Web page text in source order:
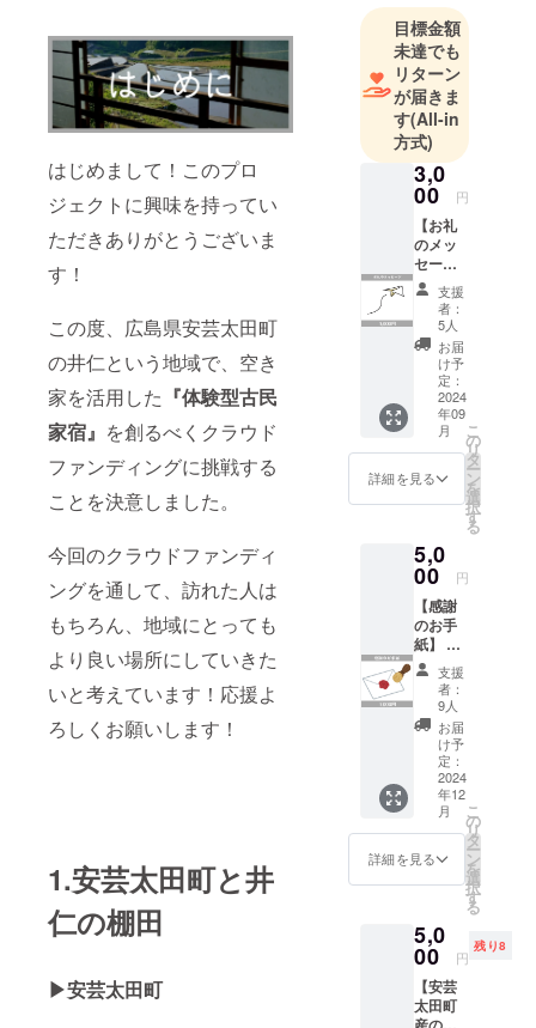
はじめまして！このプロ
ジェクトに興味を持ってい
ただきありがとうございま
す！
この度、広島県安芸太田町
の井仁という地域で、空き
家を活用した 『体験型古民
家宿』 を創るべくクラウド
ファンディングに挑戦する
ことを決意しました。
今回のクラウドファンディ
ングを通して、訪れた人は
もちろん、地域にとっても
より良い場所にしていきた
いと考えています！応援よ
ろしくお願いします！
1.安芸太田町と井
仁の棚田
▶安芸太田町
は出来るこ
とが限られ
ているた
め、今回の
プロジェク
トを開始し
ました。
どうぞ、よ
ろしくお願
いします。
目標金額
未達でも
リターン
が届きま
す(All-in
方式)
3,0
00 円
【お礼
のメッ
セー
ジ】 ご
支援し
ていた
だきあ
りがと
うござ
いま
す。 棚
田の風
景や作
業風景
などの
写真
礼の
メール
を送ら
せてい
ただき
ます。
※ご希望
の口数
をご購
入くだ
さい。
※上乗せ
支援も
可能で
す。 ※
備考欄
に宛名
はニッ
クネー
ムな
ど）の
記載を
支援
者：
5人
お届
け予
定：
2024
年09
月
詳細を見る
こ
の
リ
タ
ー
ン
を
選
択
す
る
5,0
00 円
【感謝
のお手
紙】 初
めての
クラウ
ドファ
ンディ
ングの
挑戦に
ご支
援、ご
賛同い
ただき
ありが
とうご
ざいま
謝の気
持ちを
込めた
手書き
の手紙
支援
者：
9人
お届
け予
定：
2024
年12
月
詳細を見る
こ
の
リ
タ
ー
ン
を
選
択
す
る
5,0
00 円
残り8
【安芸
太田町